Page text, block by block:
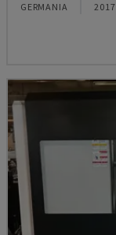
GERMANIA 2017